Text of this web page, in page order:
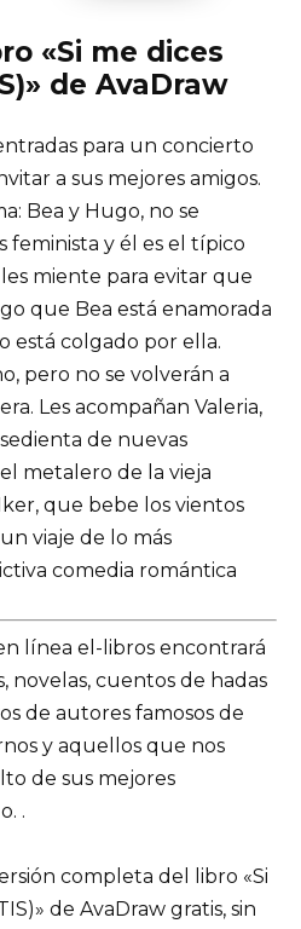
«Si me dices
de AvaDraw
para un concierto
a sus mejores amigos.
Bea y Hugo, no se
feminista y él es el típico
miente para evitar que
que Bea está enamorada
está colgado por ella.
pero no se volverán a
Les acompañan Valeria,
de nuevas
metalero de la vieja
que bebe los vientos
viaje de lo más
comedia romántica
línea el-libros encontrará
novelas, cuentos de hadas
de autores famosos de
y aquellos que nos
de sus mejores
.
completa del libro «Si
de AvaDraw gratis, sin